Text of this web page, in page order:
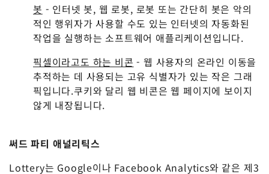
봇 - 인터넷 봇, 웹 로봇, 로봇 또는 간단히 봇은 악의
적인 행위자가 사용할 수도 있는 인터넷의 자동화된
작업을 실행하는 소프트웨어 애플리케이션입니다.
픽셀이라고도 하는 비콘 - 웹 사용자의 온라인 이동을
추적하는 데 사용되는 고유 식별자가 있는 작은 그래
픽입니다.쿠키와 달리 웹 비콘은 웹 페이지에 보이지
않게 내장됩니다.
써드 파티 애널리틱스
Lottery는 Google이나 Facebook Analytics와 같은 제3